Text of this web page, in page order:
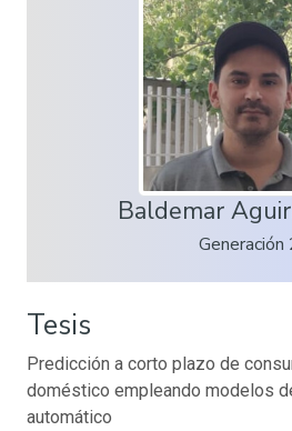
Baldemar
Generación
Tesis
Predicción a corto plazo de
doméstico empleando modelos
automático